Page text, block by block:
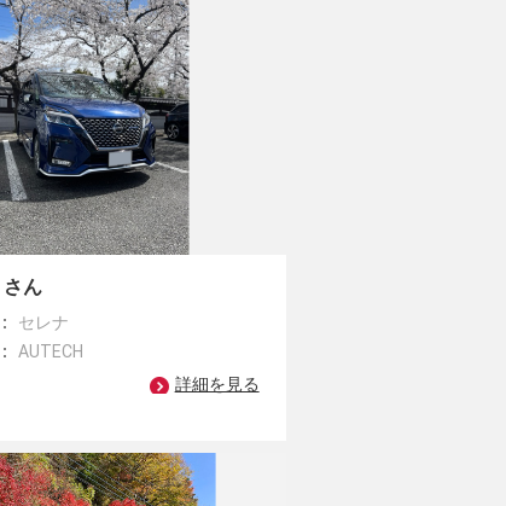
ん
セレナ
AUTECH
詳細を見る